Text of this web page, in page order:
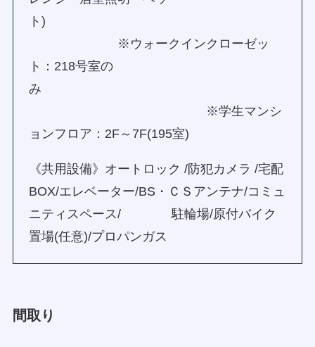
ト)
※ウォークインクローゼッ
ト：218号室の
み
※学生マンシ
ョンフロア：2F～7F(195室)
《共用設備》オートロック /防犯カメラ /宅配
BOX/エレベーター/BS・ＣＳアンテナ/コミュ
ニティスペース/ 駐輪場/原付バイク
置場(任意)/プロパンガス
間取り